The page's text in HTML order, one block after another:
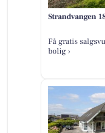
Strandvangen
Få gratis
bolig ›